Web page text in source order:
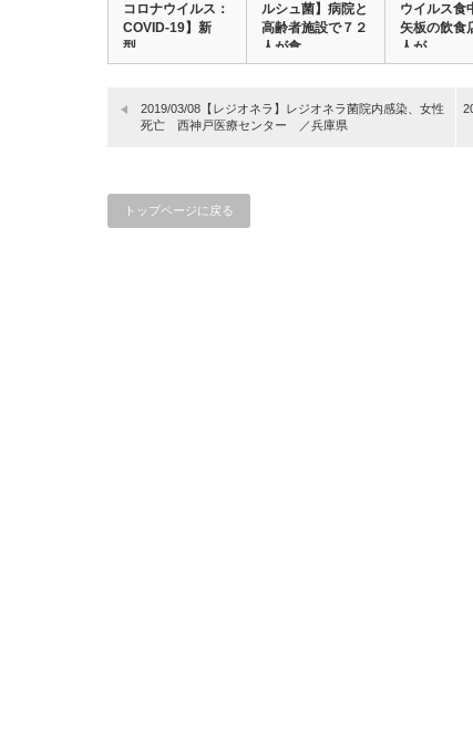
コロナウイルス：
COVID-19】新
型…
ルシュ菌】病院と
高齢者施設で７２
人が食…
ウイルス食
矢板の飲食
人が…
2019/03/08【レジオネラ】レジオネラ菌院内感染、女性
死亡 西神戸医療センター ／兵庫県
トップページに戻る